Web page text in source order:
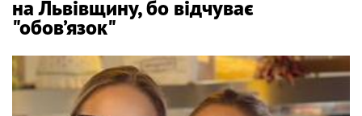
на Львівщину, бо відчуває
"обов’язок"